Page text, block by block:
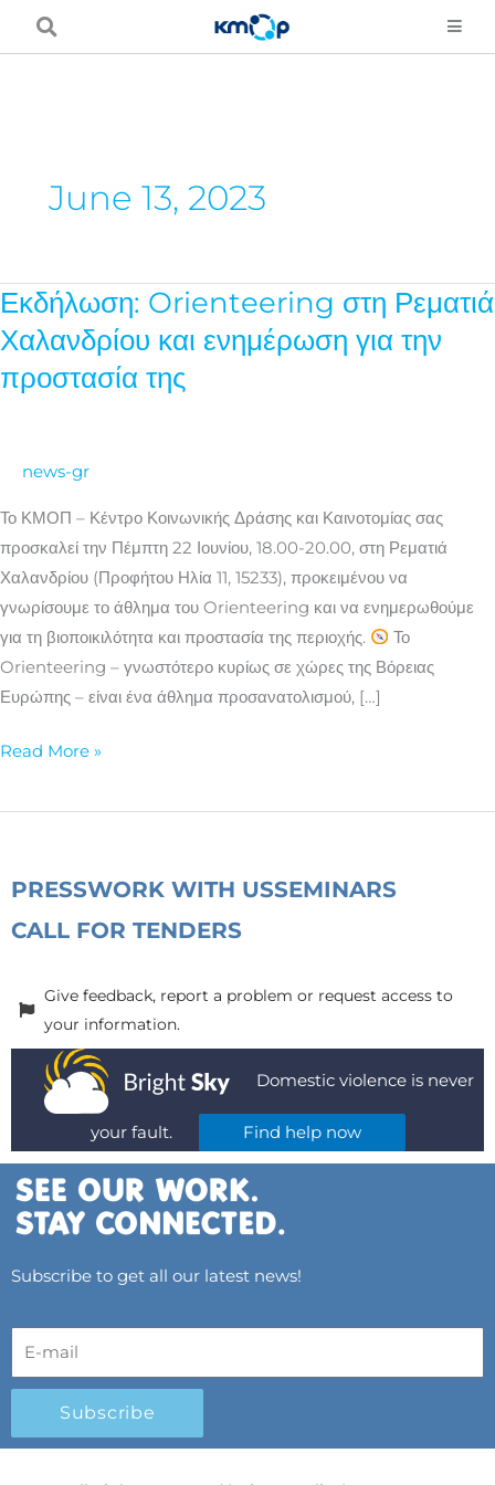
June 13, 2023
Εκδήλωση: Orienteering στη Ρεματιά
Χαλανδρίου και ενημέρωση για την
προστασία της
news-gr
Το ΚΜΟΠ – Κέντρο Κοινωνικής Δράσης και Καινοτομίας σας
προσκαλεί την Πέμπτη 22 Ιουνίου, 18.00-20.00, στη Ρεματιά
Χαλανδρίου (Προφήτου Ηλία 11, 15233), προκειμένου να
γνωρίσουμε το άθλημα του Orienteering και να ενημερωθούμε
για τη βιοποικιλότητα και προστασία της περιοχής.
Το
Orienteering – γνωστότερο κυρίως σε χώρες της Βόρειας
Ευρώπης – είναι ένα άθλημα προσανατολισμού, […]
Εκδήλωση:
Orienteering
στη
Ρεματιά
ενημέρωση
Read More »
PRESSWORK WITH USSEMINARS
CALL FOR TENDERS
Give feedback, report a problem or request access to
your information.
Domestic violence is never
your fault. Find help now
Subscribe to get all our latest news!
Subscribe